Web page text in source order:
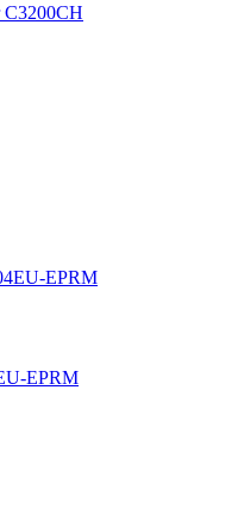
C3200CH
EPRM